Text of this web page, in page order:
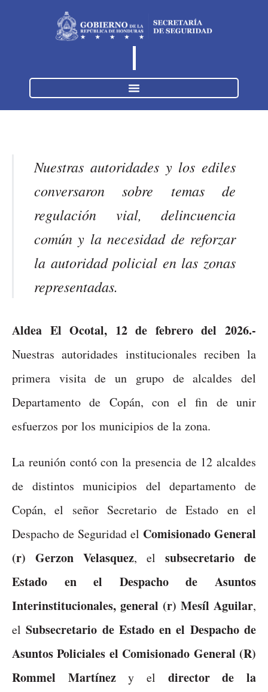
Nuestras autoridades y los ediles
conversaron sobre temas de
regulación vial, delincuencia
común y la necesidad de reforzar
la autoridad policial en las zonas
representadas.
Aldea El Ocotal, 12 de febrero del 2026.-
Nuestras autoridades institucionales reciben la
primera visita de un grupo de alcaldes del
Departamento de Copán, con el fin de unir
esfuerzos por los municipios de la zona.
La reunión contó con la presencia de 12 alcaldes
de distintos municipios del departamento de
Copán, el señor Secretario de Estado en el
Despacho de Seguridad el Comisionado General
(r) Gerzon Velasquez, el subsecretario de
Estado en el Despacho de Asuntos
Interinstitucionales, general (r) Mesíl Aguilar,
elSubsecretario de Estado en el Despacho de
Asuntos Policiales el Comisionado General (R)
Rommel Martínezy el director de la